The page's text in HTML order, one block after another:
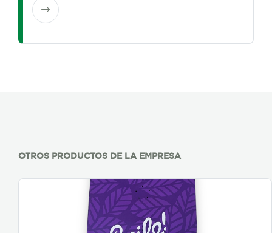
OTROS PRODUCTOS DE LA EMPRESA